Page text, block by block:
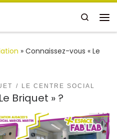
Search
» Connaissez-vous « Le
LE CENTRE SOCIAL
Briquet » ?